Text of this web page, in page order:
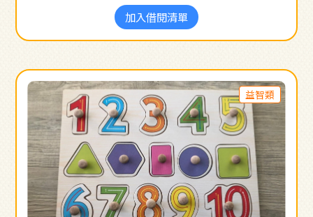
加入借閱清單
益智類